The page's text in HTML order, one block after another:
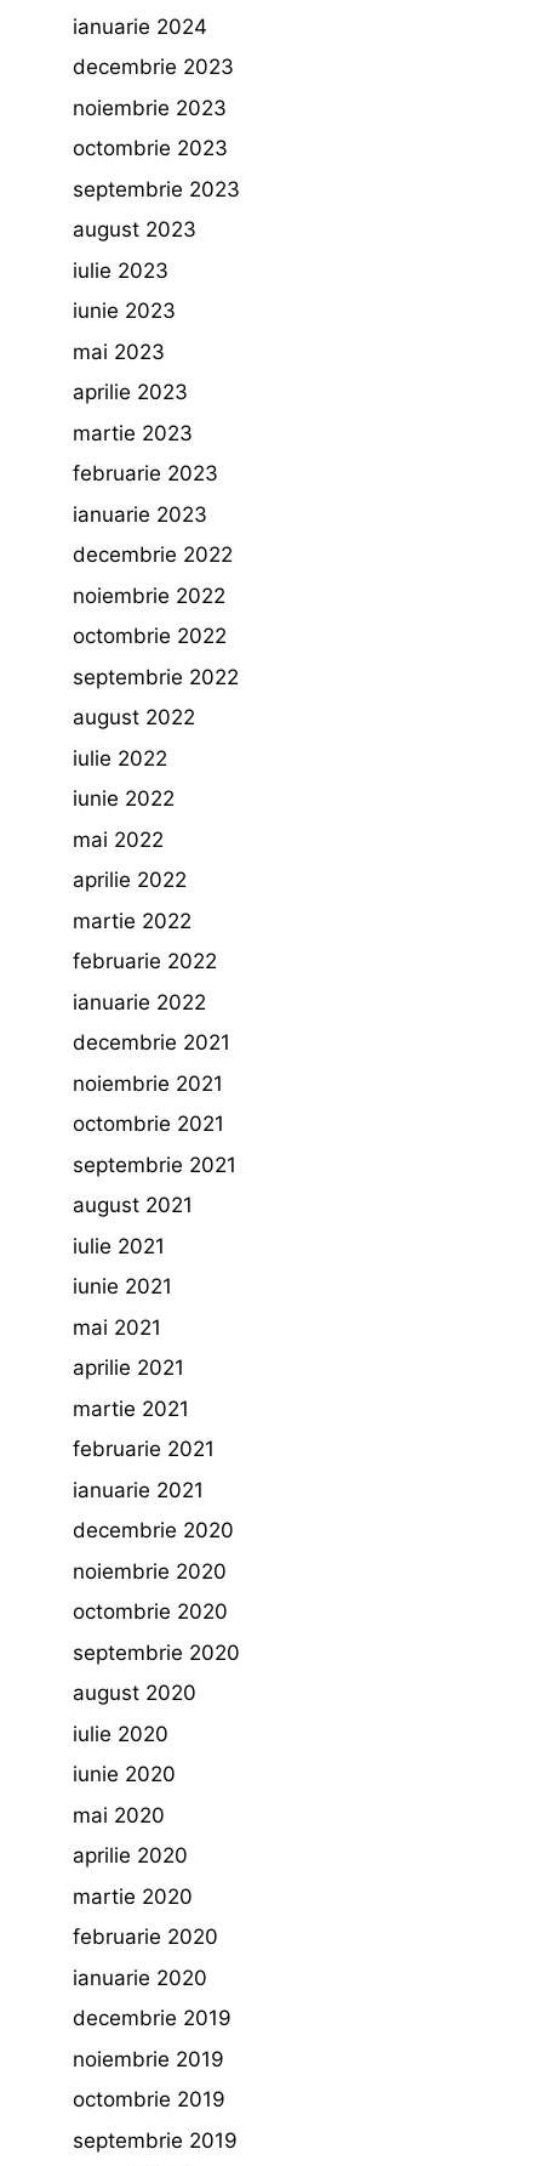
ianuarie 2024
decembrie 2023
noiembrie 2023
octombrie 2023
septembrie 2023
august 2023
iulie 2023
iunie 2023
mai 2023
aprilie 2023
martie 2023
februarie 2023
ianuarie 2023
decembrie 2022
noiembrie 2022
octombrie 2022
septembrie 2022
august 2022
iulie 2022
iunie 2022
mai 2022
aprilie 2022
martie 2022
februarie 2022
ianuarie 2022
decembrie 2021
noiembrie 2021
octombrie 2021
septembrie 2021
august 2021
iulie 2021
iunie 2021
mai 2021
aprilie 2021
martie 2021
februarie 2021
ianuarie 2021
decembrie 2020
noiembrie 2020
octombrie 2020
septembrie 2020
august 2020
iulie 2020
iunie 2020
mai 2020
aprilie 2020
martie 2020
februarie 2020
ianuarie 2020
decembrie 2019
noiembrie 2019
octombrie 2019
septembrie 2019